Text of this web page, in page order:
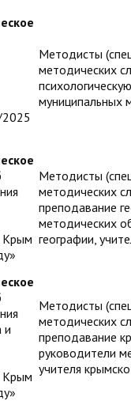
Методисты
методических
муниципальных
Крым
Методисты
методических
преподавание
методических
географии,
и
Крым
Методисты
методических
преподавание
руководители
учителя